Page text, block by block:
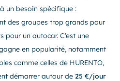
un besoin spécifique :
des groupes trop grands pour
un autocar. C’est une
en popularité, notamment
comme celles de HURENTO,
démarrer autour de25 €/jour